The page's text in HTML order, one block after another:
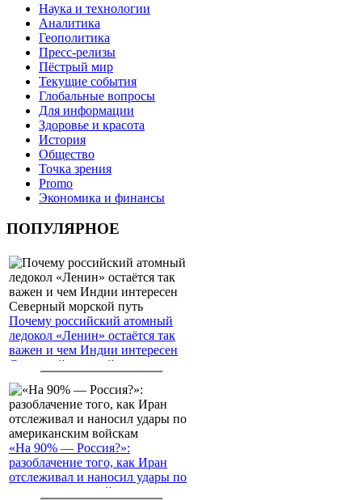
Наука и технологии
Аналитика
Геополитика
Пресс-релизы
Пёстрый мир
Текущие события
Глобальные вопросы
Для информации
Здоровье и красота
История
Общество
Точка зрения
Promo
Экономика и финансы
ПОПУЛЯРНОЕ
Почему российский атомный
ледокол «Ленин» остаётся так
важен и чем Индии интересен
Северный морской путь
«На 90% — Россия?»:
разоблачение того, как Иран
отслеживал и наносил удары по
американским войскам